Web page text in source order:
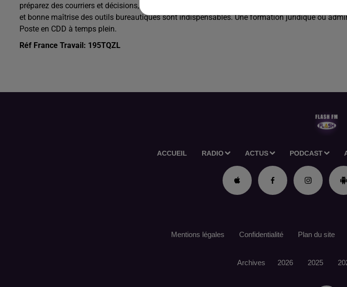
préparez des courriers et décisions, assurez le suivi des procédures et l’accueil des usagers.
et bonne maîtrise des outils bureautiques sont indispensables. Une formation juridique ou
Poste en CDD à temps plein.
Réf France Travail: 195TQZL
ACCUEIL RADIO ACTUS PODCAST
Mentions légales Confidentialité Plan du site
Archives 2026 2025